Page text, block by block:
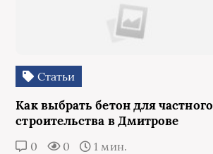
Статьи
Как выбрать бетон для частного
строительства в Дмитрове
0 0 1 мин.